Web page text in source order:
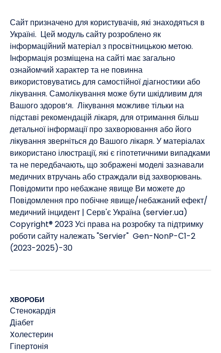
Сайт призначено для користувачів, які знаходяться в
Україні. Цей модуль сайту розроблено як
інформаційний матеріал з просвітницькою метою.
Інформація розміщена на сайті має загально
ознайомчий характер та не повинна
використовуватись для самостійної діагностики або
лікування. Самолікування може бути шкідливим для
Вашого здоров’я. Лікування можливе тільки на
підставі рекомендацій лікаря, для отримання більш
детальної інформації про захворювання або його
лікування зверніться до Вашого лікаря. У матеріалах
використано ілюстрації, які є гіпотетичними випадками
та не передбачають, що зображені моделі зазнавали
медичних втручань або страждали від захворювань. ​
Повідомити про небажане явище Ви можете до
Повідомлення про побічне явище/небажаний ефект/
медичний інцидент | Серв'є Україна (servier.ua)
Copyright® 2023 Усі права на розробку та підтримку
роботи сайту належать "Servier" Gen-NonP-С1-2
(2023-2025)-30
ХВОРОБИ
Стенокардія
Діабет
Xолестерин
Гіпертонія